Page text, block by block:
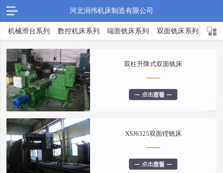
河北润伟机床制造有限公司
机械滑台系列 数控机床系列 端面铣床系列 双面铣床系列 TX
双柱升降式双面铣床
XSJ6325双面镗铣床